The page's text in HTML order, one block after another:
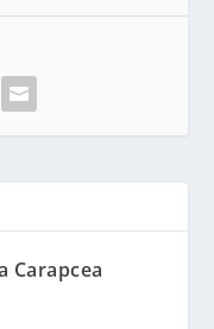
Carapcea